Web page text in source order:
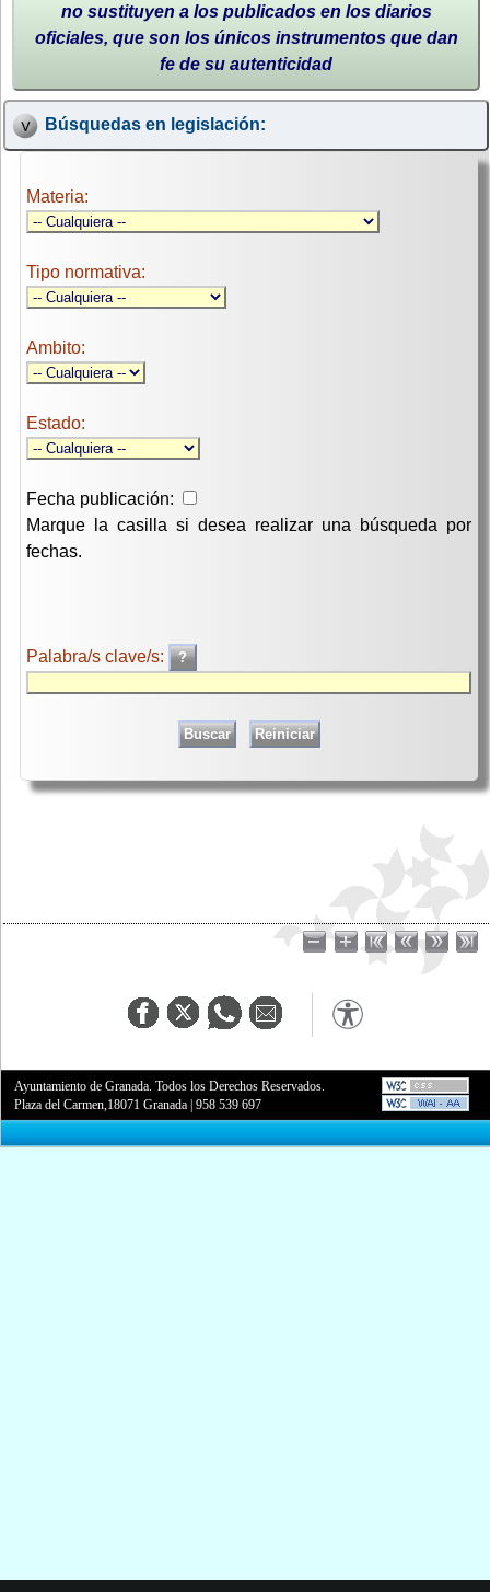
no sustituyen a los publicados en los diarios
oficiales, que son los únicos instrumentos que dan
fe de su autenticidad
Búsquedas en legislación:
Materia:
Tipo normativa:
Ambito:
Estado:
Fecha publicación:
Marque la casilla si desea realizar una búsqueda por
fechas.
Palabra/s clave/s:
Ayuntamiento de Granada. Todos los Derechos Reservados.
Plaza del Carmen,18071 Granada |958 539 697